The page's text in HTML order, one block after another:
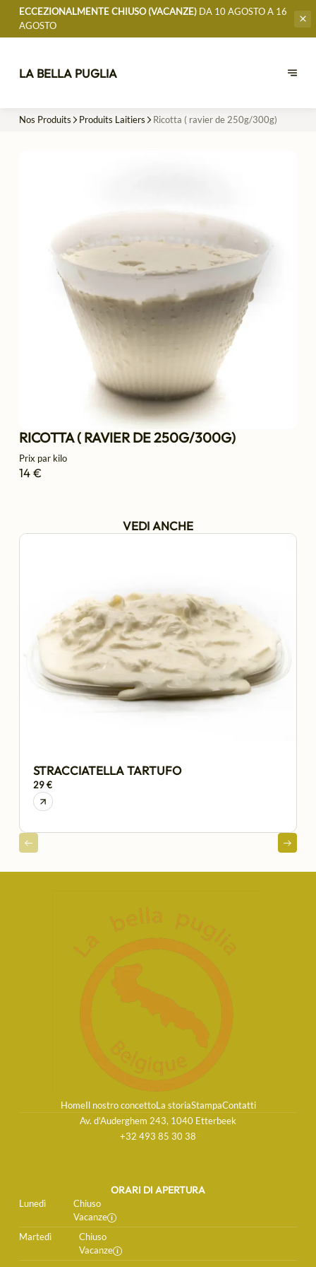
ECCEZIONALMENTE CHIUSO (VACANZE)DA 10 AGOSTO A 16
AGOSTO
LA BELLA PUGLIA
Nos Produits Produits Laitiers Ricotta ( ravier de 250g/300g)
RICOTTA ( RAVIER DE 250G/300G)
Prix par kilo
14 €
VEDI ANCHE
STRACCIATELLA TARTUFO
29 €
HomeIl nostro concettoLa storiaStampaContatti
Av. d'Auderghem 243, 1040 Etterbeek
+32 493 85 30 38
ORARI DI APERTURA
Lunedì Chiuso
Vacanze
Martedì Chiuso
Vacanze